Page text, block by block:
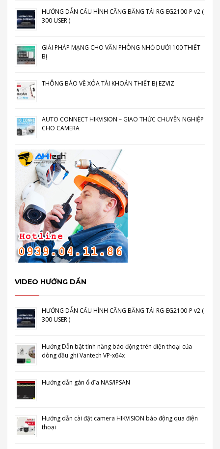
HƯỚNG DẪN CẤU HÌNH CÂNG BẰNG TẢI RG-EG2100-P v2 (
300 USER )
GIẢI PHÁP MẠNG CHO VĂN PHÒNG NHỎ DƯỚI 100 THIẾT
BỊ
THÔNG BÁO VỀ XÓA TÀI KHOẢN THIẾT BỊ EZVIZ
AUTO CONNECT HIKVISION – GIAO THỨC CHUYÊN NGHIỆP
CHO CAMERA
VIDEO HƯỚNG DẨN
HƯỚNG DẪN CẤU HÌNH CÂNG BẰNG TẢI RG-EG2100-P v2 (
300 USER )
Hướng Dẫn bật tính năng báo động trên điện thoại của
dòng đầu ghi Vantech VP-x64x
Hướng dẫn gán ổ đĩa NAS/IPSAN
Hướng dẫn cài đặt camera HIKVISION báo động qua điện
thoại